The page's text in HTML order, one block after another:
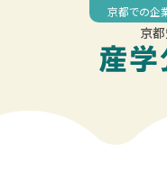
京都での企
京
京都大学データサイ
◤京大MBA 2022
京大MBA
」
京大MBA
ンス 」
地域共
ノベー
京大
◤京